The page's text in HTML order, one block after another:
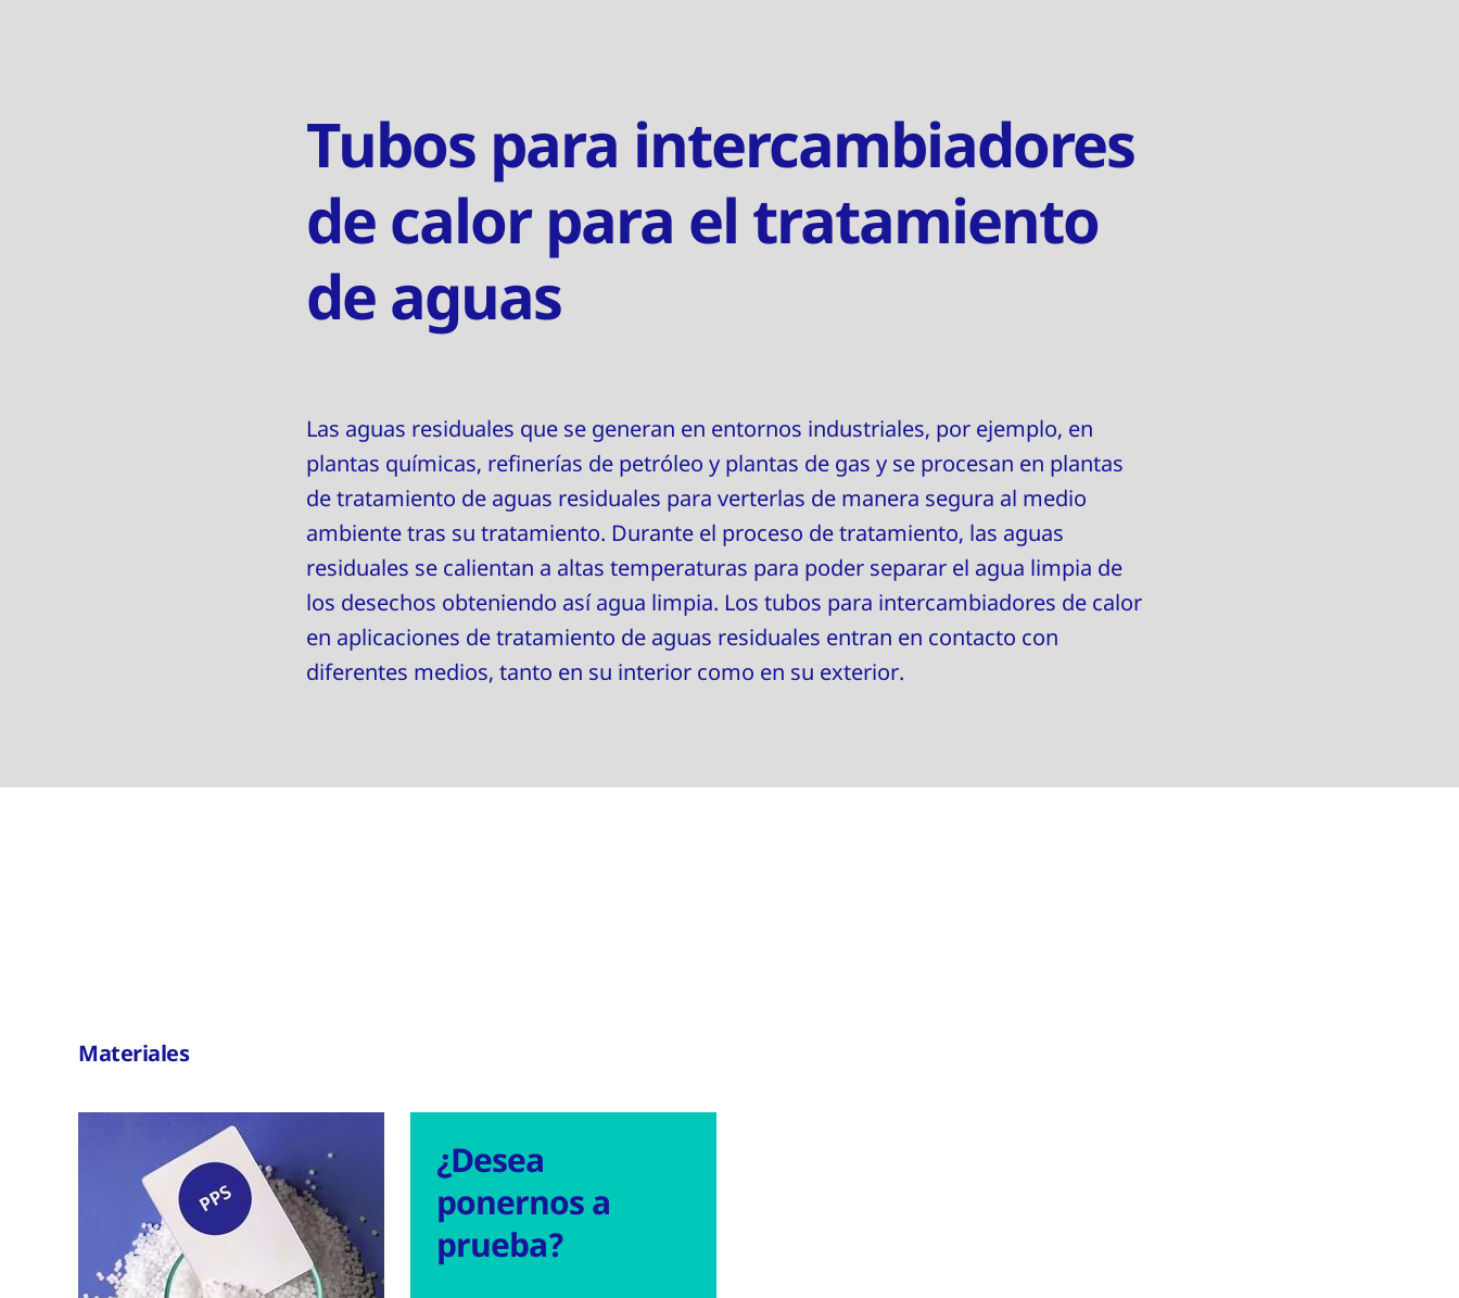
Tubos para intercambiadores
de calor para el tratamiento
de aguas
Las aguas residuales que se generan en entornos industriales, por ejemplo, en
plantas químicas, refinerías de petróleo y plantas de gas y se procesan en plantas
de tratamiento de aguas residuales para verterlas de manera segura al medio
ambiente tras su tratamiento. Durante el proceso de tratamiento, las aguas
residuales se calientan a altas temperaturas para poder separar el agua limpia de
los desechos obteniendo así agua limpia. Los tubos para intercambiadores de calor
en aplicaciones de tratamiento de aguas residuales entran en contacto con
diferentes medios, tanto en su interior como en su exterior.
Materiales
¿Desea
ponernos a
prueba?